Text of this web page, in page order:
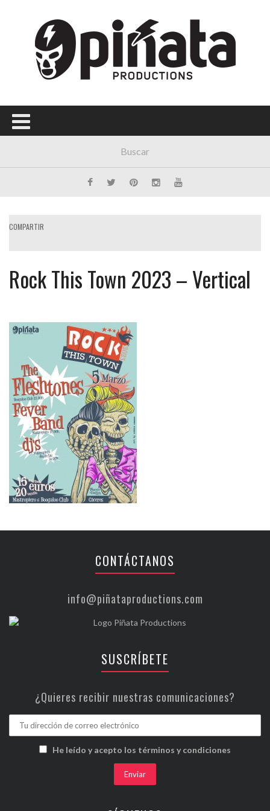
COMPARTIR
Rock This Town 2023 – Vertical
CONTÁCTANOS
info@piñataproductions.com
SUSCRÍBETE
¿Quieres recibir nuestras comunicaciones?
He leído y acepto los términos y condiciones